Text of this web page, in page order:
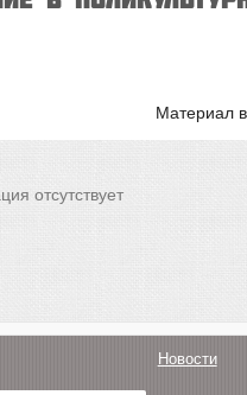
Материал
отсутствует
Новости